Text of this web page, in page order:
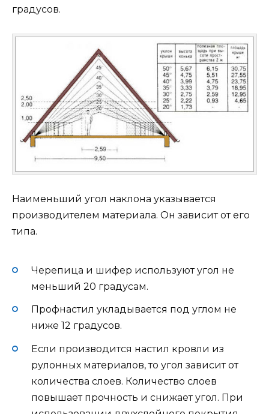
градусов.
Наименьший угол наклона указывается
производителем материала. Он зависит от его
типа.
Черепица и шифер используют угол не
меньший 20 градусам.
Профнастил укладывается под углом не
ниже 12 градусов.
Если производится настил кровли из
рулонных материалов, то угол зависит от
количества слоев. Количество слоев
повышает прочность и снижает угол. При